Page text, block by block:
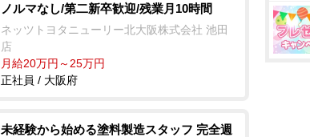
ノルマなし/第二新卒歓迎/残業月10時間
ネッツトヨタニューリー北大阪株式会社 池田
店
月給20万円～25万円
正社員 / 大阪府
未経験から始める塗料製造スタッフ 完全週